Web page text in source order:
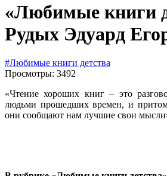
«Любимые книги
Рудых Эдуард
#Любимые книги детства
Просмотры: 3492
«Чтение хороших книг – это
людьми прошедших времен, и притом
они сообщают нам лучшие свои